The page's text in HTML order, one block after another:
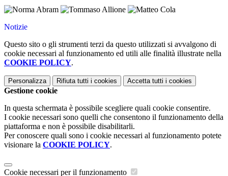
Notizie
Questo sito o gli strumenti terzi da questo utilizzati si avvalgono di
cookie necessari al funzionamento ed utili alle finalità illustrate nella
COOKIE POLICY.
Personalizza Rifiuta tutti i cookies Accetta tutti i cookies
Gestione cookie
In questa schermata è possibile scegliere quali cookie consentire.
I cookie necessari sono quelli che consentono il funzionamento della
piattaforma e non è possibile disabilitarli.
Per conoscere quali sono i cookie necessari al funzionamento potete
visionare la COOKIE POLICY.
Cookie necessari per il funzionamento